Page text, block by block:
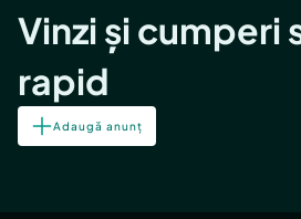
Vinzi și cumperi
rapid
Adaugă anunț